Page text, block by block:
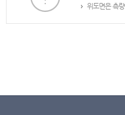
위도면은 측